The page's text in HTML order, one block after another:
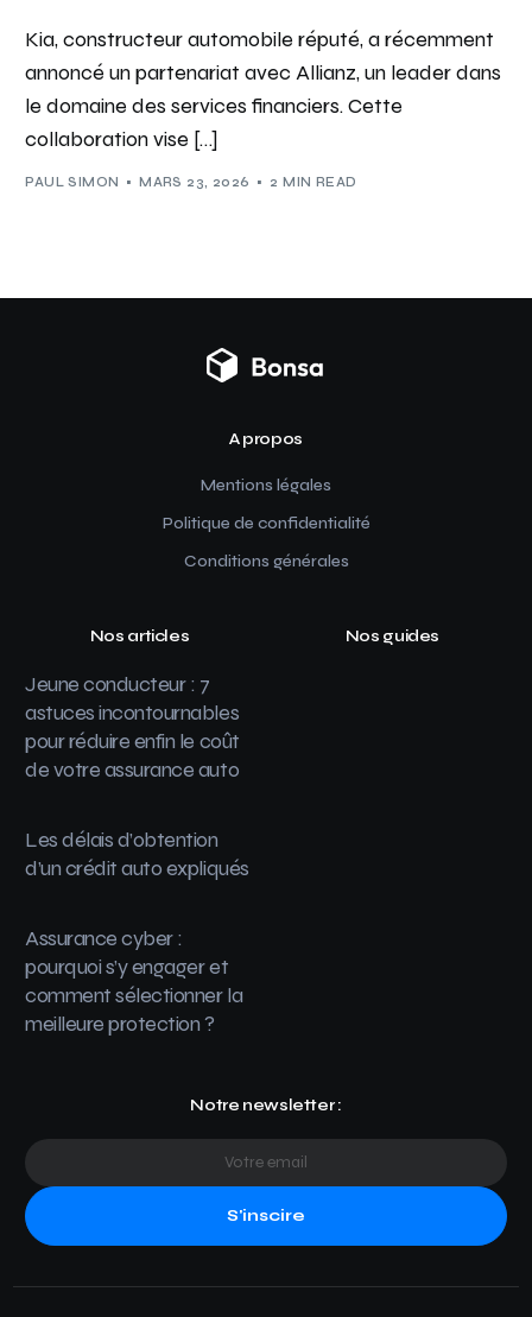
Kia, constructeur automobile réputé, a récemment
annoncé un partenariat avec Allianz, un leader dans
le domaine des services financiers. Cette
collaboration vise […]
PAUL SIMON MARS 23, 2026 2 MIN READ
A propos
Mentions légales
Politique de confidentialité
Conditions générales
Nos articles
Jeune conducteur : 7
astuces incontournables
pour réduire enfin le coût
de votre assurance auto
Les délais d’obtention
d’un crédit auto expliqués
Assurance cyber :
pourquoi s’y engager et
comment sélectionner la
meilleure protection ?
Nos guides
Notre newsletter :
S'inscire